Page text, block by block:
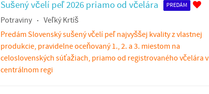
Sušený včelí peľ 2026 priamo od včelára PREDÁM
Potraviny
Veľký Krtíš
Predám Slovenský sušený včelí peľ najvyššej kvality z vlastnej
produkcie, pravidelne oceňovaný 1., 2. a 3. miestom na
celoslovenských súťažiach, priamo od registrovaného včelára v
centrálnom regi